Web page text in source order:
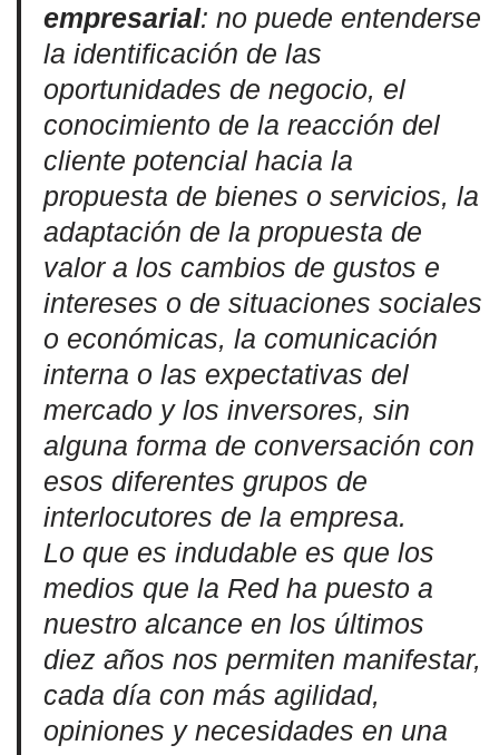
empresarial: no puede entenderse
la identificación de las
oportunidades de negocio, el
conocimiento de la reacción del
cliente potencial hacia la
propuesta de bienes o servicios, la
adaptación de la propuesta de
valor a los cambios de gustos e
intereses o de situaciones sociales
o económicas, la comunicación
interna o las expectativas del
mercado y los inversores, sin
alguna forma de conversación con
esos diferentes grupos de
interlocutores de la empresa.
Lo que es indudable es que los
medios que la Red ha puesto a
nuestro alcance en los últimos
diez años nos permiten manifestar,
cada día con más agilidad,
opiniones y necesidades en una